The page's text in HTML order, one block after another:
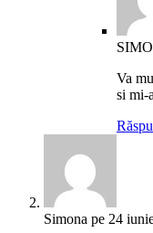
Va
si mi-
Simona pe 24